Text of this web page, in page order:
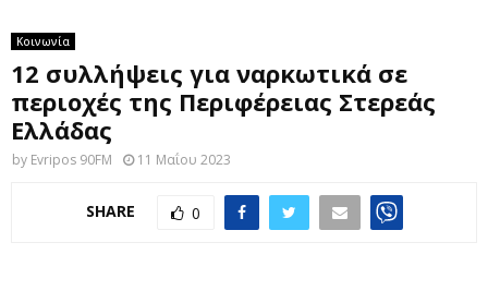
Κοινωνία
12 συλλήψεις για ναρκωτικά σε
περιοχές της Περιφέρειας Στερεάς
Ελλάδας
by Evripos 90FM 11 Μαΐου 2023
SHARE 0